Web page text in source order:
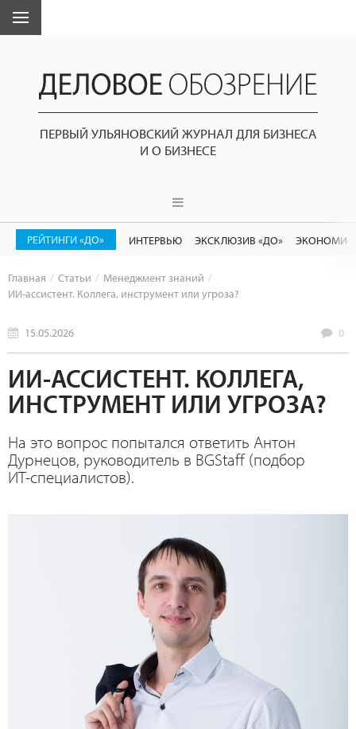
ПЕРВЫЙ УЛЬЯНОВСКИЙ ЖУРНАЛ ДЛЯ БИЗНЕСА
И О БИЗНЕСЕ
РЕЙТИНГИ «ДО» ИНТЕРВЬЮ ЭКСКЛЮЗИВ «ДО»
Главная Статьи
Менеджмент знаний
ИИ-ассистент. Коллега, инструмент или угроза?
15.05.2026 0
ИИ-АССИСТЕНТ. КОЛЛЕГА,
ИНСТРУМЕНТ ИЛИ УГРОЗА?
На это вопрос попытался ответить Антон
Дурнецов, руководитель в BGStaff (подбор
ИТ-специалистов).